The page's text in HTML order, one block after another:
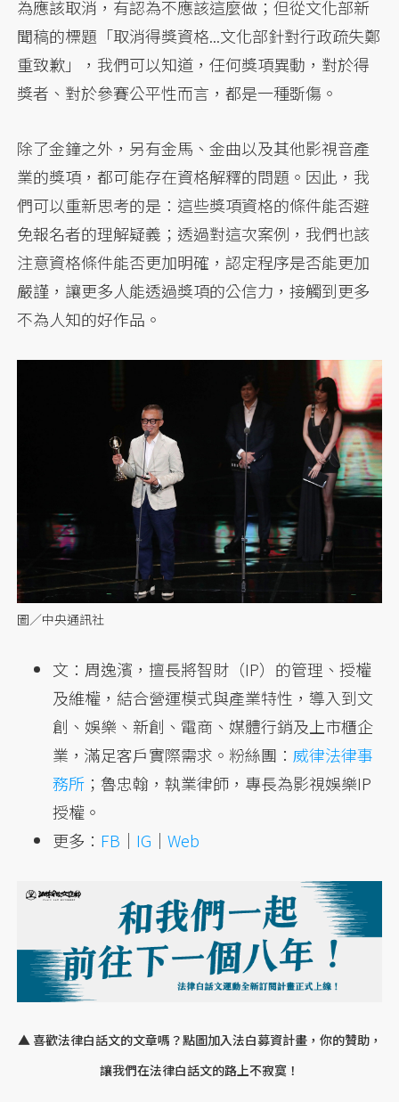
為應該取消，有認為不應該這麼做；但從文化部新
聞稿的標題「取消得獎資格...文化部針對行政疏失鄭
重致歉」，我們可以知道，任何獎項異動，對於得
獎者、對於參賽公平性而言，都是一種斲傷。
除了金鐘之外，另有金馬、金曲以及其他影視音產
業的獎項，都可能存在資格解釋的問題。因此，我
們可以重新思考的是：這些獎項資格的條件能否避
免報名者的理解疑義；透過對這次案例，我們也該
注意資格條件能否更加明確，認定程序是否能更加
嚴謹，讓更多人能透過獎項的公信力，接觸到更多
不為人知的好作品。
圖／中央通訊社
文：周逸濱，擅長將智財（IP）的管理、授權
及維權，結合營運模式與產業特性，導入到文
創、娛樂、新創、電商、媒體行銷及上市櫃企
業，滿足客戶實際需求。粉絲團： 威律法律事
務所 ；魯忠翰，執業律師，專長為影視娛樂IP
授權。
更多： FB ｜ IG ｜Web
▲ 喜歡法律白話文的文章嗎？點圖加入法白募資計畫，你的贊助，
讓我們在法律白話文的路上不寂寞！